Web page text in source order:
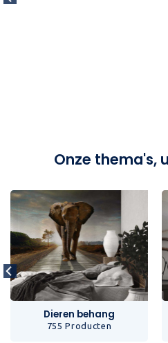
Onze thema's,
Dieren behang
755 Producten